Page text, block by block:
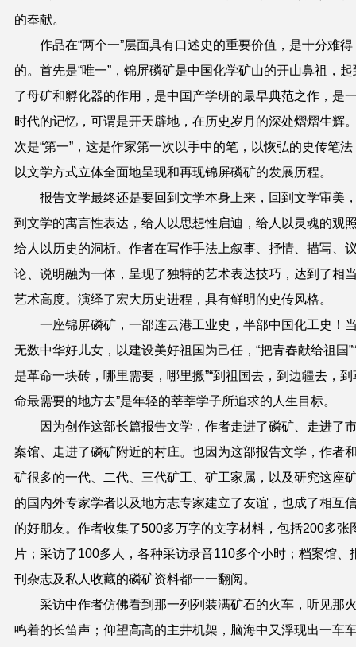
的奉献。
作品在“两个一”层面具有口述史的重要价值，是十分难得
的。首先是“唯一”，锦屏磷矿是中国化学矿山的开山鼻祖，起
了母矿和孵化器的作用，是中国产学研的最早典范之作，是
时代的记忆，可谓是开天辟地，在历史岁月的深处熠熠生辉
次是“第一”，这是作家第一次以手中的笔，以恢弘的史传笔法
以文学方式立体全面地呈现和再现锦屏磷矿的发展历程。
报告文学最终还是要回到文学本身上来，回到文学审美
到文学的寓言性表达，给人以思想性启迪，给人以灵魂的观
给人以历史的洞析。 作者在写作手法上叙事、抒情、描写、
论、说明融为一体，呈现了独特的艺术表达技巧，达到了相
艺术高度。演绎了宏大历史进程，具有鲜明的史传风格。
一座锦屏磷矿，一部连云港工业史，半部中国化工史！
无数中华好儿女，以建设美好祖国为己任，“把青春献给祖国
是革命一块砖，哪里需要，哪里搬”“到祖国去，到边疆去，到
命最需要的地方去”是年轻的莘莘学子所追求的人生目标。
因为创作这部长篇报告文学，作者走进了磷矿、走进了
案馆、走进了磷矿附近的村庄。也因为这部报告文学，作者
矿很多的一代、二代、三代矿工、矿工家属，以及研究这座
的国内外专家学者以及地方志专家建立了友谊，也成了相互
的好朋友。作者收集了500多万字的文字材料，包括200多张
片；采访了100多人，各种采访录音110多个小时；档案馆、
刊杂志及私人收藏的磷矿资料都一一翻阅。
采访中作者仿佛看到那一列列装满矿石的火车，听见那
鸣着的长笛声；仰望高高的主井机架，脑海中又浮现出一车